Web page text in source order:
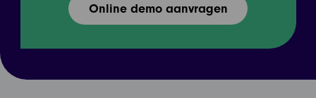
Online demo aanvragen